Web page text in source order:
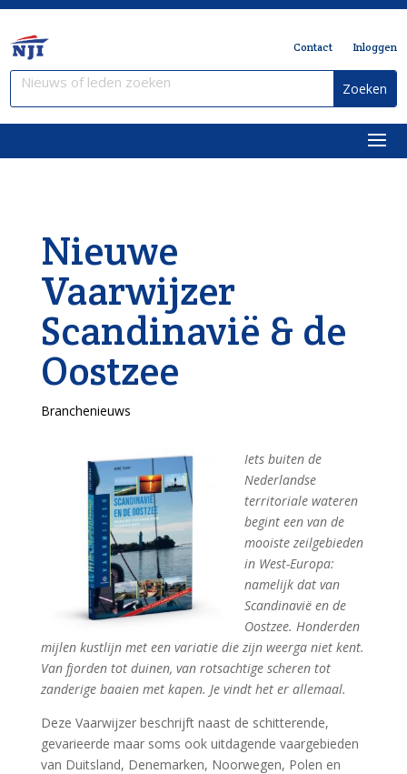
Contact Inloggen
Nieuwe
Vaarwijzer
Scandinavië & de
Oostzee
Branchenieuws
Iets buiten de
Nederlandse
territoriale wateren
begint een van de
mooiste zeilgebieden
in West-Europa:
namelijk dat van
Scandinavië en de
Oostzee. Honderden
mijlen kustlijn met een variatie die zijn weerga niet kent.
Van fjorden tot duinen, van rotsachtige scheren tot
zanderige baaien met kapen. Je vindt het er allemaal.
Deze Vaarwijzer beschrijft naast de schitterende,
gevarieerde maar soms ook uitdagende vaargebieden
van Duitsland, Denemarken, Noorwegen, Polen en